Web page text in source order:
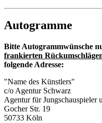
Autogramme
Bitte Autogrammwünsche
frankierten
folgende Adresse:
"Name des Künstlers"
c/o Agentur Schwarz
Agentur für Jungschauspieler
Gocher Str. 19
50733 Köln